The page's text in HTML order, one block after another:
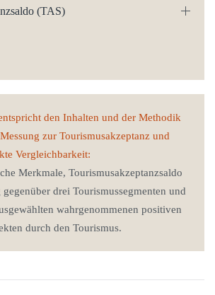
(TAS)
den Inhalten und der Methodik
zur Tourismusakzeptanz und
Vergleichbarkeit:
Merkmale, Tourismusakzeptanzsaldo
drei Tourismussegmenten und
wahrgenommenen positiven
durch den Tourismus.